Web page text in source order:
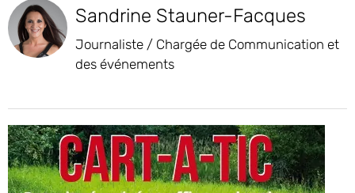
Sandrine Stauner-Facques
Journaliste / Chargée de Communication et
des événements